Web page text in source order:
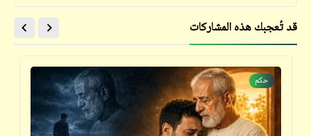
قد تُعجبك هذه المشاركات
حكم